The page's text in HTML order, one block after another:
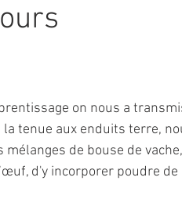
on nous a
tenue aux enduits terre,
mélanges de bouse de
d'y incorporer poudre de